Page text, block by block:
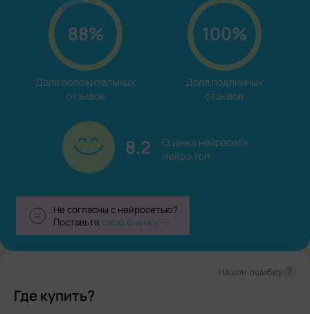
88%
Доля положительных
отзывов
100%
Доля подлинных
отзывов
8.2
Оценка нейросети
Нейро.топ
Не согласны с нейросетью?
Поставьтесвою оценку
Где купить?
Нашли ошибку